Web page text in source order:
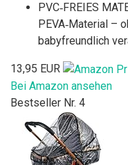
PVC‑FREIES
PEVA‑Material –
babyfreundlich
13,95 EUR
Bei Amazon ansehen
Bestseller Nr. 4